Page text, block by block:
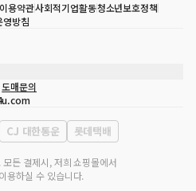
이용약관사회적기업활동청소년보호정책
영방침
-02223
도매문의
CJ 대한통운 롯데택배
든 결제시, 저희 쇼핑몰에서
용하실 수 있습니다.